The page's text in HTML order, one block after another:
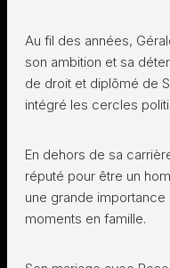
Au fil des années,
son ambition et sa
de droit et diplômé de
intégré les cercles
En dehors de sa
réputé pour être un
une grande
moments en famille.